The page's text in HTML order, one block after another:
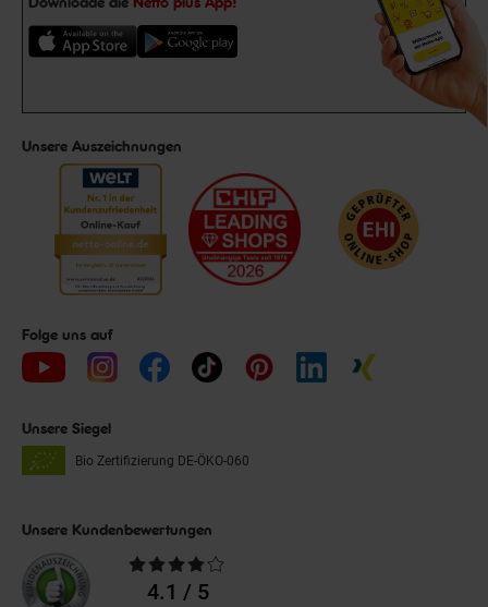
Unsere Auszeichnungen
Folge uns auf
Unsere Siegel
Bio Zertifizierung DE-ÖKO-060
Unsere Kundenbewertungen
Durchschnittliche
Bewertungen4.1 / 5